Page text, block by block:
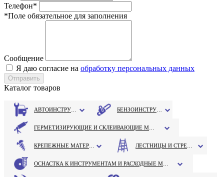
Телефон*
*Поле обязательное для заполнения
Сообщение
Я даю согласие на обработку персональных данных
Каталог товаров